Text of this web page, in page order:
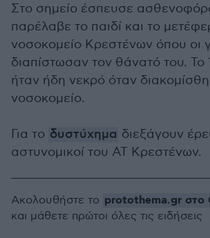
Στο σημείο έσπευσε
παρέλαβε το παιδί και το
νοσοκομείο Κρεστένων όπου οι
διαπίστωσαν τον θάνατό του. Το
ήταν ήδη νεκρό όταν
νοσοκομείο.
Για το δυστύχημα διεξάγουν
αστυνομικοί του ΑΤ Κρεστένων.
Ακολουθήστε το protothema.gr στο
και μάθετε πρώτοι όλες τις ειδήσεις